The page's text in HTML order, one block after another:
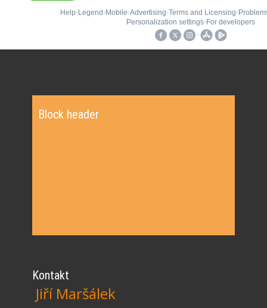
Block header
Kontakt
Jiří Maršálek